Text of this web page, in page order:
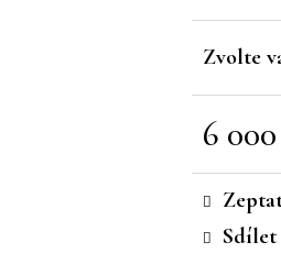
Zvolte
6
cena:
Sdílet